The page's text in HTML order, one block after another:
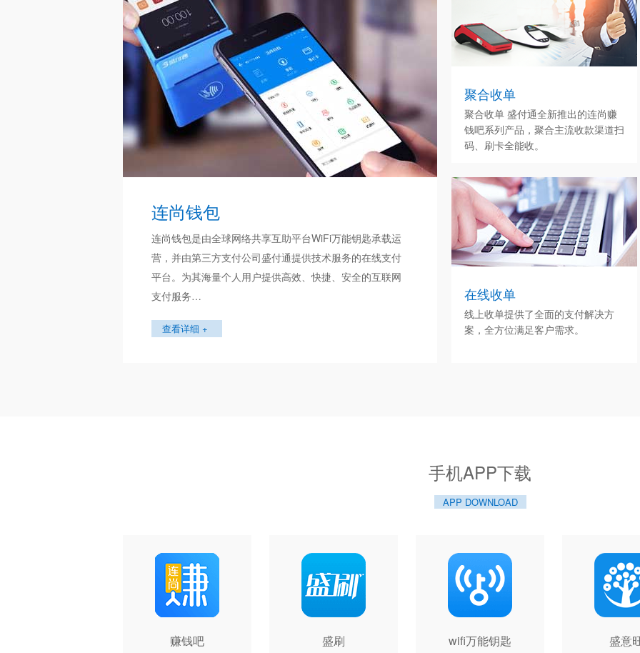
连尚钱包
连尚钱包是由全球网络共享互助平台WiFi万能钥匙承载运
营，并由第三方支付公司盛付通提供技术服务的在线支付
平台。为其海量个人用户提供高效、快捷、安全的互联网
支付服务…
查看详细 +
聚合收单
聚合收单 盛付通全新推出的连尚赚
钱吧系列产品，聚合主流收款渠道扫
码、刷卡全能收。
在线收单
线上收单提供了全面的支付解决方
案，全方位满足客户需求。
手机APP下载
APP DOWNLOAD
赚钱吧 盛刷 wifi万能钥匙 盛意